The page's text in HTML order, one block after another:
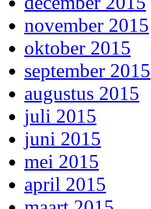
november 2015
oktober 2015
september 2015
augustus 2015
juli 2015
juni 2015
mei 2015
april 2015